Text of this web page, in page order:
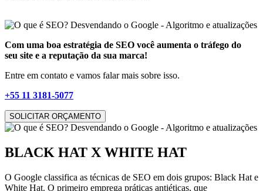
Com uma boa estratégia de SEO você aumenta o tráfego do
seu site e a reputação da sua marca!
Entre em contato e vamos falar mais sobre isso.
+55 11 3181-5077
BLACK HAT X WHITE HAT
O Google classifica as técnicas de SEO em dois grupos: Black Hat e
White Hat. O primeiro emprega práticas antiéticas, que